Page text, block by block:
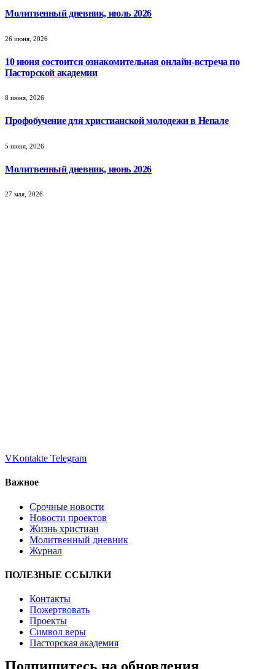
Молитвенный дневник, июль 2026
26 июня, 2026
10 июня состоится ознакомительная онлайн-встреча по
Пасторской академии
8 июня, 2026
Профобучение для христианской молодежи в Непале
5 июня, 2026
Молитвенный дневник, июнь 2026
27 мая, 2026
VKontakte Telegram
Важное
Срочные новости
Новости проектов
Жизнь христиан
Молитвенный дневник
Журнал
ПОЛЕЗНЫЕ ССЫЛКИ
Контакты
Пожертвовать
Проекты
Символ веры
Пасторская академия